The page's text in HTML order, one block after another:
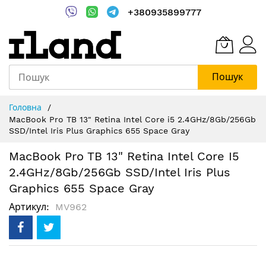
+380935899777
Пошук
Content
Головна
MacBook Pro TB 13" Retina Intel Core i5 2.4GHz/8Gb/256Gb
SSD/Intel Iris Plus Graphics 655 Space Gray
MacBook Pro TB 13" Retina Intel Core I5
2.4GHz/8Gb/256Gb SSD/Intel Iris Plus
Graphics 655 Space Gray
Артикул MV962